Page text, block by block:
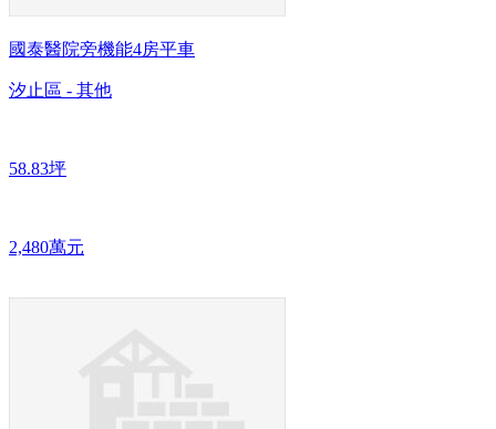
國泰醫院旁機能4房平車
汐止區 - 其他
58.83坪
2,480萬元